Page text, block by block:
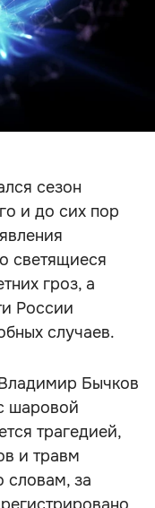
сезон
и до сих пор
светящиеся
гроз, а
России
случаев.
Бычков
шаровой
трагедией,
и травм
словам, за